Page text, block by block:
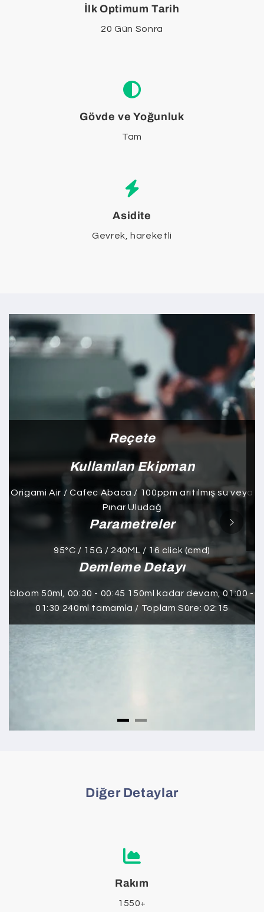
İlk Optimum Tarih
20 Gün Sonra
Gövde ve Yoğunluk
Tam
Asidite
Gevrek, hareketli
Reçete
Kullanılan Ekipman
Origami Air / Cafec Abaca / 100ppm arıtılmış su veya
Pınar Uludağ
Parametreler
95ºC / 15G / 240ML / 16 click (cmd)
Demleme Detayı
bloom 50ml, 00:30 - 00:45 150ml kadar devam, 01:00 -
01:30 240ml tamamla / Toplam Süre: 02:15
Diğer Detaylar
Rakım
1550+